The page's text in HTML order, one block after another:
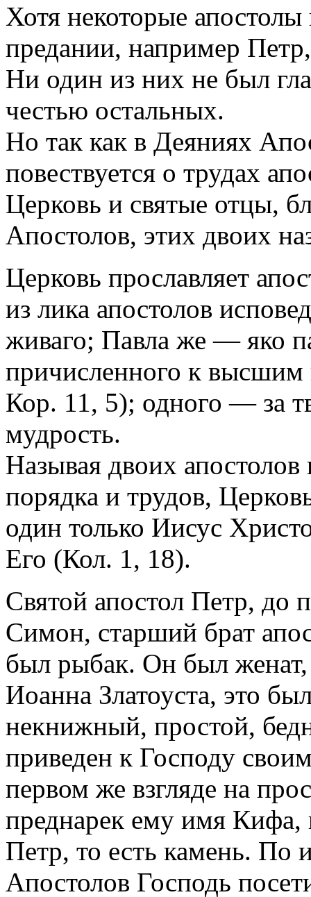
Хотя некоторые
предании, например
Ни один из них не был
честью остальных.
Но так как в Деяниях
повествуется о трудах
Церковь и святые отцы,
Апостолов, этих двоих
Церковь прославляет
из лика апостолов
живаго; Павла же — яко
причисленного к
Кор. 11, 5); одного — за
мудрость.
Называя двоих
порядка и трудов,
один только Иисус
Его (Кол. 1, 18).
Святой апостол Петр, до
Симон, старший брат
был рыбак. Он был
Иоанна Златоуста, это
некнижный, простой,
приведен к Господу
первом же взгляде на
преднарек ему имя
Петр, то есть камень. По
Апостолов Господь